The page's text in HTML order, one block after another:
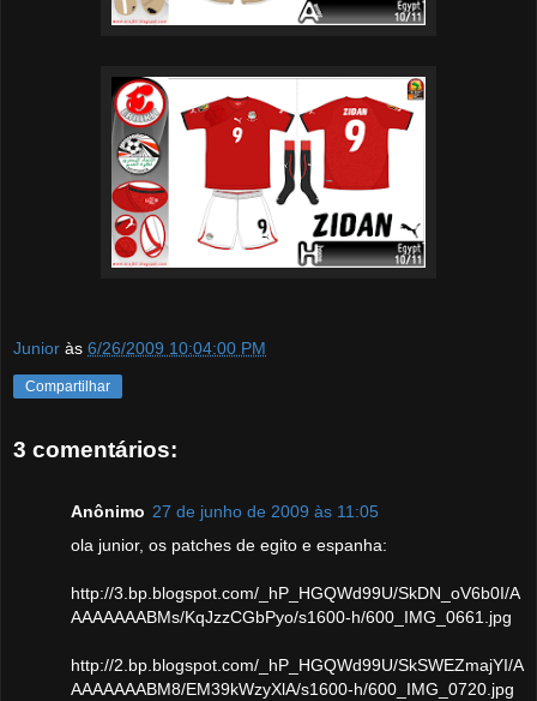
Junior às 6/26/2009 10:04:00 PM
Compartilhar
3 comentários:
Anônimo 27 de junho de 2009 às 11:05
ola junior, os patches de egito e espanha:
http://3.bp.blogspot.com/_hP_HGQWd99U/SkDN_oV6b0I/A
AAAAAAABMs/KqJzzCGbPyo/s1600-h/600_IMG_0661.jpg
http://2.bp.blogspot.com/_hP_HGQWd99U/SkSWEZmajYI/A
AAAAAAABM8/EM39kWzyXlA/s1600-h/600_IMG_0720.jpg